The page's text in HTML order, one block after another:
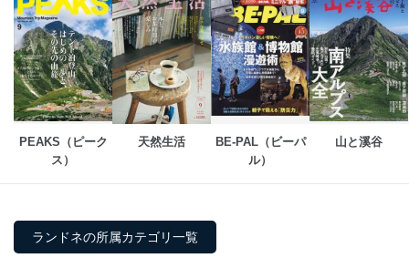
田 嘉也
２．利用目的
当社が取り扱う開示対象個人情報の利用目的は次のとお
りです。
No
個人情報の種類 利用目的
の方の個人情報
購入商品の配送のため
商品代金回収のため
個人が特定できない形で取得した
閲覧履歴や購買履歴等の情報を分
PEAKS（ピーク
ス）
天然生活
BE-PAL（ビーパ
ル）
山と溪谷
ランドネの所属カテゴリ一覧